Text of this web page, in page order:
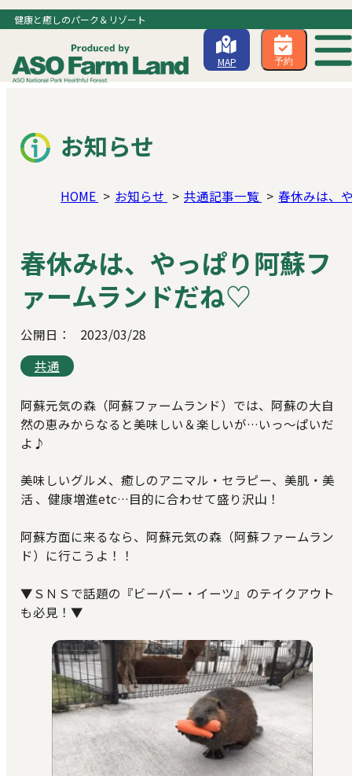
健康と癒しのパーク＆リゾート
MAP 予約
お知らせ
HOME お知らせ 共通記事一覧 春休みは、
春休みは、やっぱり阿蘇フ
ァームランドだね♡
公開日：
2023/03/28
共通
阿蘇元気の森（阿蘇ファームランド）では、阿蘇の大自
然の恵みからなると美味しい＆楽しいが…いっ～ぱいだ
よ♪
美味しいグルメ、癒しのアニマル・セラピー、美肌・美
活 、健康増進etc…目的に合わせて盛り沢山！
阿蘇方面に来るなら、阿蘇元気の森（阿蘇ファームラン
ド）に行こうよ！！
▼ＳＮＳで話題の『ビーバー・イーツ』のテイクアウト
も必見！▼